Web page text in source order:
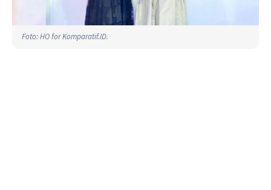
Foto: HO for Komparatif.ID.